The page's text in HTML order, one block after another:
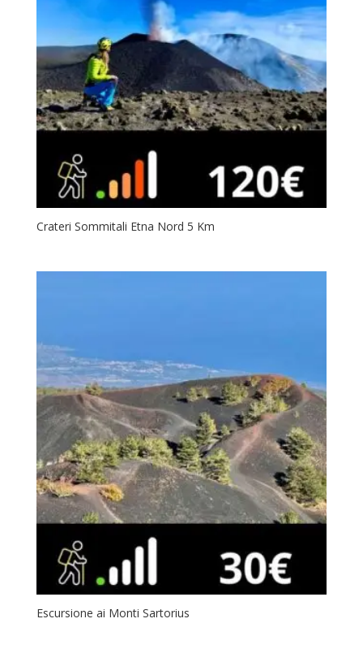
Crateri Sommitali Etna Nord 5 Km
Escursione ai Monti Sartorius